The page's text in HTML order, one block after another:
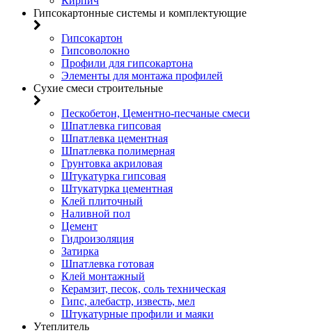
Гипсокартонные системы и комплектующие
Гипсокартон
Гипсоволокно
Профили для гипсокартона
Элементы для монтажа профилей
Сухие смеси строительные
Пескобетон, Цементно-песчаные смеси
Шпатлевка гипсовая
Шпатлевка цементная
Шпатлевка полимерная
Грунтовка акриловая
Штукатурка гипсовая
Штукатурка цементная
Клей плиточный
Наливной пол
Цемент
Гидроизоляция
Затирка
Шпатлевка готовая
Клей монтажный
Керамзит, песок, соль техническая
Гипс, алебастр, известь, мел
Штукатурные профили и маяки
Утеплитель